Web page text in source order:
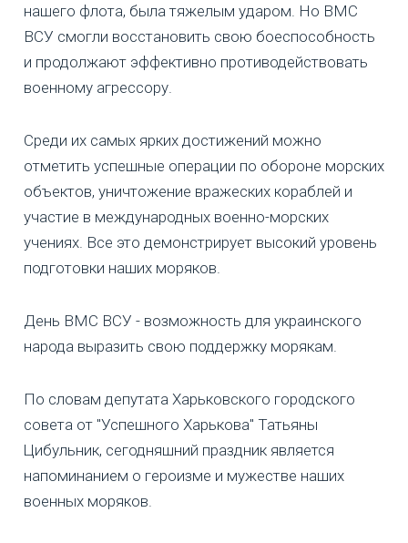
нашего флота, была тяжелым ударом. Но ВМС
ВСУ смогли восстановить свою боеспособность
и продолжают эффективно противодействовать
военному агрессору.
Среди их самых ярких достижений можно
отметить успешные операции по обороне морских
объектов, уничтожение вражеских кораблей и
участие в международных военно-морских
учениях. Все это демонстрирует высокий уровень
подготовки наших моряков.
День ВМС ВСУ - возможность для украинского
народа выразить свою поддержку морякам.
По словам депутата Харьковского городского
совета от "Успешного Харькова" Татьяны
Цибульник, сегодняшний праздник является
напоминанием о героизме и мужестве наших
военных моряков.